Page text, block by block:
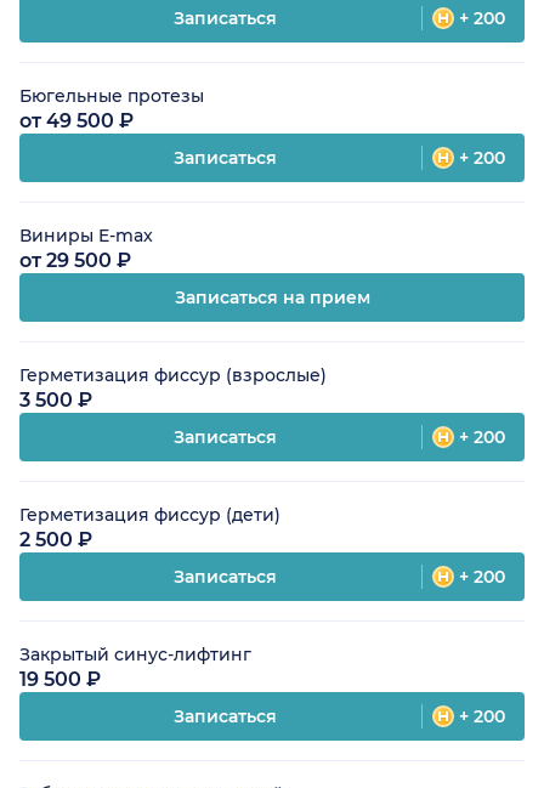
Записаться + 200
Бюгельные протезы
от 49 500 ₽
Записаться + 200
Виниры E-max
от 29 500 ₽
Записаться на прием
Герметизация фиссур (взрослые)
3 500 ₽
Записаться + 200
Герметизация фиссур (дети)
2 500 ₽
Записаться + 200
Закрытый синус-лифтинг
19 500 ₽
Записаться + 200